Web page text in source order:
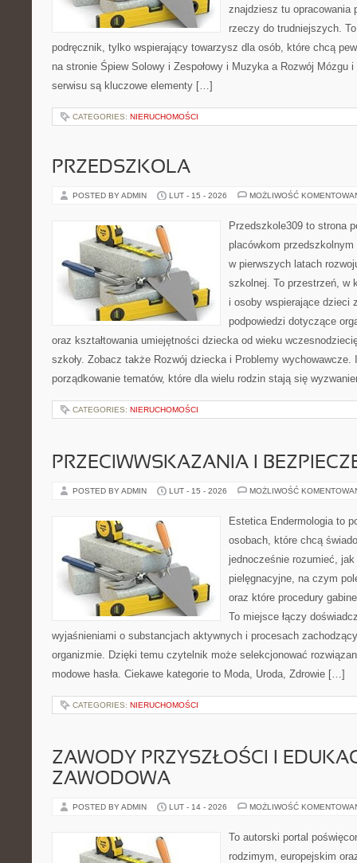
znajdziesz tu opracowania
rzeczy do trudniejszych.
podręcznik, tylko wspierający towarzysz dla osób, które chcą
na stronie Śpiew Solowy i Zespołowy i Muzyka a Rozwój Mózgu
serwisu są kluczowe elementy […]
CATEGORIES: NIERUCHOMOŚCI
PRZEDSZKOLA
POSTED BY ADMIN LUT - 15 - 2026 MOŻLIWOŚĆ
Przedszkole309 to strona
placówkom
w pierwszych latach
szkolnej. To przestrzeń, w
i osoby wspierające dzieci
podpowiedzi dotyczące
oraz kształtowania umiejętności dziecka od wieku
szkoły. Zobacz także Rozwój dziecka i Problemy wychowawcze.
porządkowanie tematów, które dla wielu rodzin stają się
CATEGORIES: NIERUCHOMOŚCI
PRZECIWWSKAZANIA I
POSTED BY ADMIN LUT - 15 - 2026 MOŻLIWOŚĆ
Estetica Endermologia to
osobach, które chcą
jednocześnie rozumieć, jak
pielęgnacyjne, na czym
oraz które procedury
To miejsce łączy
wyjaśnieniami o substancjach aktywnych i procesach
organizmie. Dzięki temu czytelnik może selekcjonować
modowe hasła. Ciekawe kategorie to Moda, Uroda, Zdrowie […]
CATEGORIES: NIERUCHOMOŚCI
ZAWODY PRZYSZŁOŚCI I
ZAWODOWA
POSTED BY ADMIN LUT - 14 - 2026 MOŻLIWOŚĆ
To autorski portal
rodzimym, europejskim